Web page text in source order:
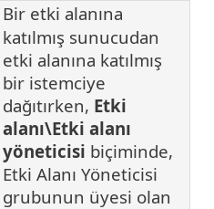
Bir etki alanına
katılmış sunucudan
etki alanına katılmış
bir istemciye
dağıtırken, Etki
alanı\Etki alanı
yöneticisi biçiminde,
Etki Alanı Yöneticisi
grubunun üyesi olan